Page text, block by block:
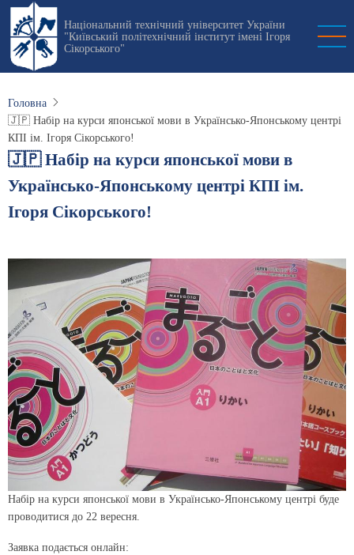
Перейти
основного
вмісту
Національний технічний університет України
"Київський політехнічний інститут імені Ігоря
Сікорського"
Головна
🇯🇵 Набір на курси японської мови в Українсько-Японському центрі
КПІ ім. Ігоря Сікорського!
🇯🇵 Набір на курси японської мови в
Українсько-Японському центрі КПІ ім.
Ігоря Сікорського!
Набір на курси японської мови в Українсько-Японському центрі буде
проводитися до 22 вересня.
Заявка подається онлайн: